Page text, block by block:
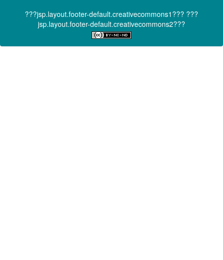
???jsp.layout.footer-default.creativecommons1??? ???
jsp.layout.footer-default.creativecommons2???